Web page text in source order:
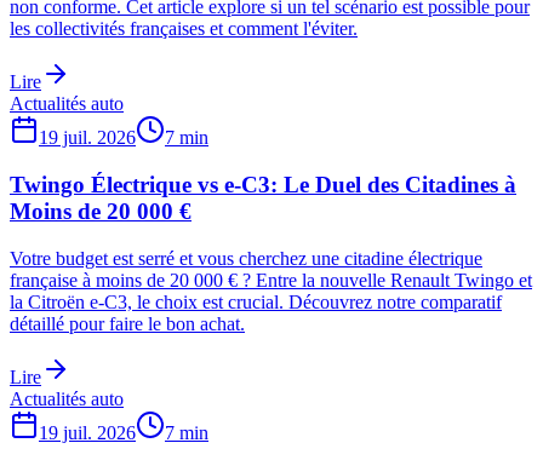
non conforme. Cet article explore si un tel scénario est possible pour
les collectivités françaises et comment l'éviter.
Lire
Actualités auto
19 juil. 2026
7 min
Twingo Électrique vs e-C3: Le Duel des Citadines à
Moins de 20 000 €
Votre budget est serré et vous cherchez une citadine électrique
française à moins de 20 000 € ? Entre la nouvelle Renault Twingo et
la Citroën e-C3, le choix est crucial. Découvrez notre comparatif
détaillé pour faire le bon achat.
Lire
Actualités auto
19 juil. 2026
7 min